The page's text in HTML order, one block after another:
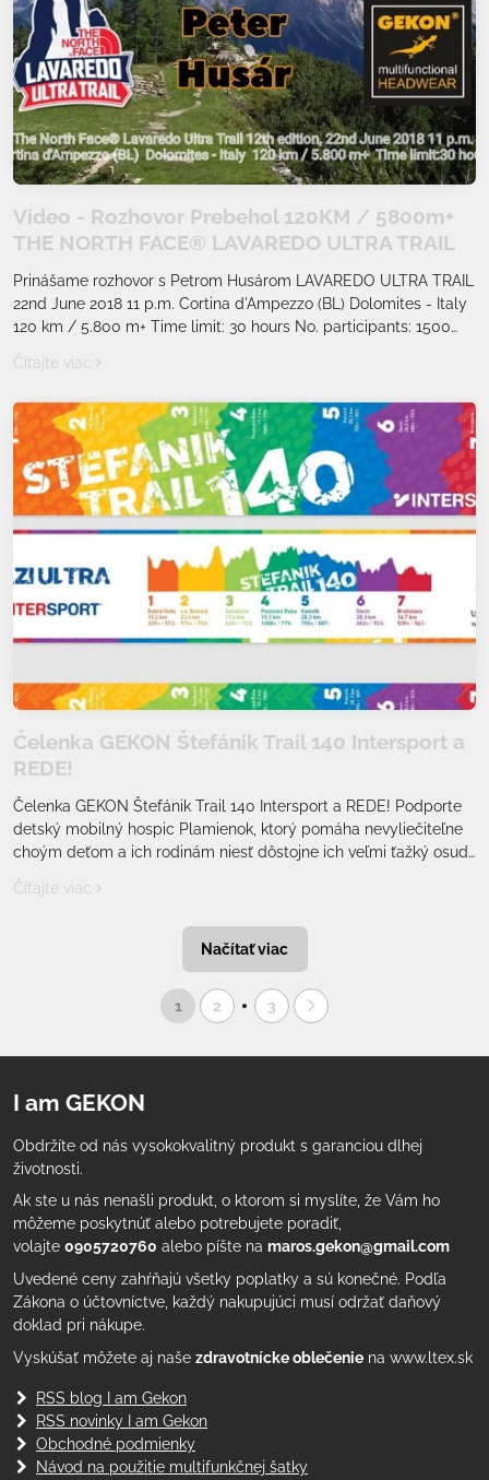
Video - Rozhovor Prebehol 120KM / 5800m+
THE NORTH FACE® LAVAREDO ULTRA TRAIL
Prinášame rozhovor s Petrom Husárom LAVAREDO ULTRA TRAIL
22nd June 2018 11 p.m. Cortina d'Ampezzo (BL) Dolomites - Italy
120 km / 5.800 m+ Time limit: 30 hours No. participants: 1500
Čítajte viac
Čelenka GEKON Štefánik Trail 140 Intersport a
REDE!
Čelenka GEKON Štefánik Trail 140 Intersport a REDE! Podporte
detský mobilný hospic Plamienok, ktorý pomáha nevyliečiteľne
choým deťom a ich rodinám niesť dôstojne ich veľmi ťažký osud
bezpečne, doma.
Čítajte viac
Načítať viac
1 2 3
I am GEKON
Obdržíte od nás vysokokvalitný produkt s garanciou dlhej
životnosti.
Ak ste u nás nenašli produkt, o ktorom si myslíte, že Vám ho
môžeme poskytnúť alebo potrebujete poradiť,
volajte 0905720760 alebo píšte na maros.gekon@gmail.com
Uvedené ceny zahŕňajú všetky poplatky a sú konečné. Podľa
Zákona o účtovníctve, každý nakupujúci musí održať daňový
doklad pri nákupe.
Vyskúšať môžete aj naše zdravotnícke oblečenie na www.ltex.sk
RSS blog I am Gekon
RSS novinky I am Gekon
Obchodné podmienky
Návod na použitie multifunkčnej šatky